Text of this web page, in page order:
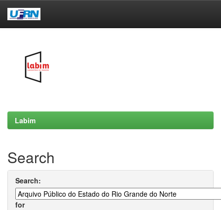
Labim
Search
Search:
for